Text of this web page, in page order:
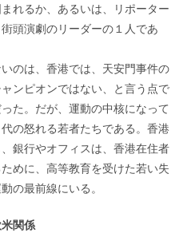
れるか、あるいは、リポーター
頭演劇のリーダーの１人であ
のは、香港では、天安門事件の
ンピオンではない、と言う点で
た。だが、運動の中核になって
の怒れる若者たちである。香港
銀行やオフィスは、香港在住者
めに、高等教育を受けた若い失
の最前線にいる。
関係